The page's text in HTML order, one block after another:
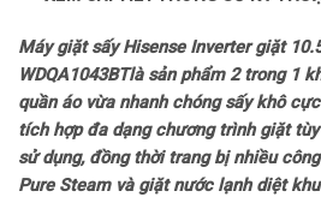
Năm ra mắt: 2024
Thời gian bảo hành động cơ: Trọn đời
Mức tiêu thụ điện năng
Máy giặt sấy Hisense Inverter giặt
WDQA1043BTlà sản phẩm 2 trong 1
quần áo vừa nhanh chóng sấy khô
tích hợp đa dạng chương trình giặt
sử dụng, đồng thời trang bị nhiều
Pure Steam và giặt nước lạnh diệt